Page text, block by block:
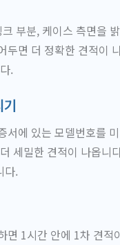
부분, 케이스 측면을
두면 더 정확한 견적이
.
서에 있는 모델번호를
세밀한 견적이 나옵니
다.
면 1시간 안에 1차 견